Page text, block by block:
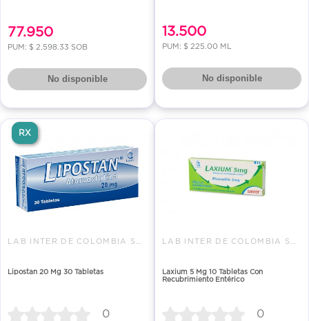
77.950
PUM: $ 2,598.33 SOB
No disponible
13.500
PUM: $ 225.00 ML
No disponible
Lipostan 20 Mg 30 Tabletas
0
RX
Laxium 5 Mg 10 Tabletas Con
Recubrimiento Entérico
0